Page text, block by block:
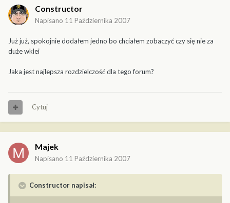
Constructor
Napisano 11 Października 2007
Już już, spokojnie dodałem jedno bo chciałem zobaczyć czy się nie za
duże wklei
Jaka jest najlepsza rozdzielczość dla tego forum?
Cytuj
Majek
Napisano 11 Października 2007
Constructor napisał: